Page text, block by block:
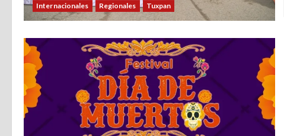
Internacionales Regionales Tuxpan